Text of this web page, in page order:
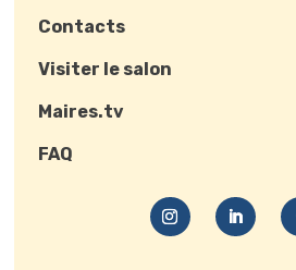
Contacts
Visiter le salon
Maires.tv
FAQ